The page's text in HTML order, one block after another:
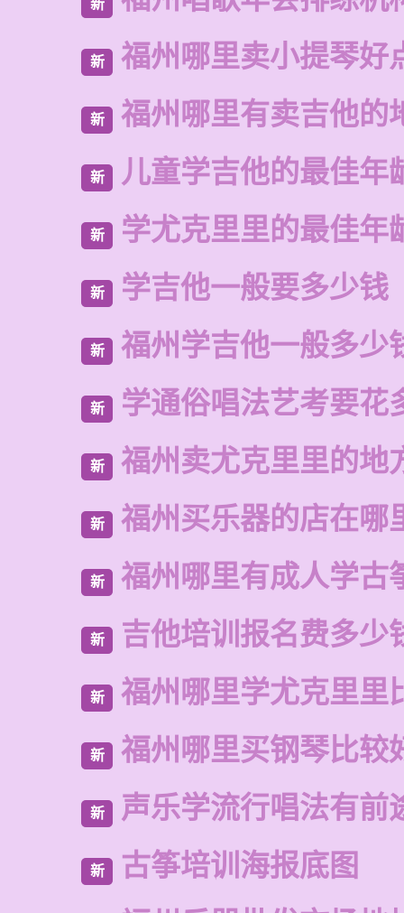
新
新 福州哪里卖小提琴好
新 福州哪里有卖吉他的
新 儿童学吉他的最佳年
新 学尤克里里的最佳年
新 学吉他一般要多少钱
新 福州学吉他一般多少
新 学通俗唱法艺考要花
新 福州卖尤克里里的地
新 福州买乐器的店在哪
新 福州哪里有成人学古
新 吉他培训报名费多少
新 福州哪里学尤克里里
新 福州哪里买钢琴比较
新 声乐学流行唱法有前
新
古筝培训海报底图